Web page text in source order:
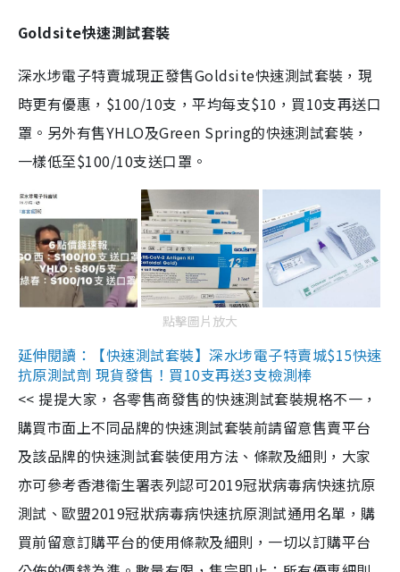
Goldsite快速測試套裝
深水埗電子特賣城現正發售Goldsite快速測試套裝，現
時更有優惠，$100/10支，平均每支$10，買10支再送口
罩。另外有售YHLO及Green Spring的快速測試套裝，
一樣低至$100/10支送口罩。
點擊圖片放大
延伸閱讀：【快速測試套裝】深水埗電子特賣城$15快速
抗原測試劑 現貨發售！買10支再送3支檢測棒
<< 提提大家，各零售商發售的快速測試套裝規格不一，
購買市面上不同品牌的快速測試套裝前請留意售賣平台
及該品牌的快速測試套裝使用方法、條款及細則，大家
亦可參考香港衞生署表列認可2019冠狀病毒病快速抗原
測試、歐盟2019冠狀病毒病快速抗原測試通用名單，購
買前留意訂購平台的使用條款及細則，一切以訂購平台